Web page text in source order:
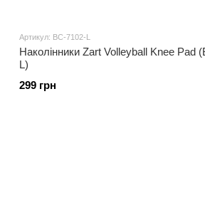
Артикул: BC-7102-L
Наколінники Zart Volleyball Knee Pad
L)
299 грн